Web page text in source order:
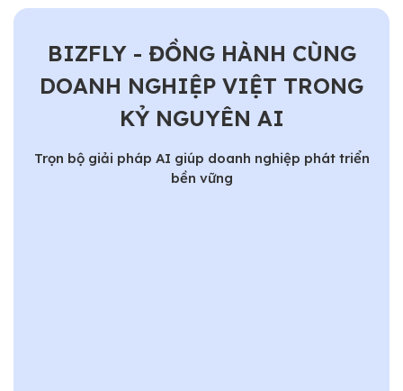
BIZFLY - ĐỒNG HÀNH CÙNG
DOANH NGHIỆP VIỆT TRONG
KỶ NGUYÊN AI
Trọn bộ giải pháp AI giúp doanh nghiệp phát triển
bền vững